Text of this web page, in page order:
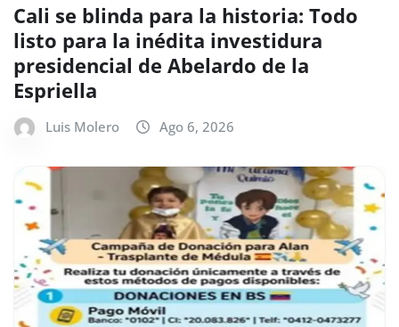
Cali se blinda para la historia: Todo
listo para la inédita investidura
presidencial de Abelardo de la
Espriella
Luis Molero Ago 6, 2026